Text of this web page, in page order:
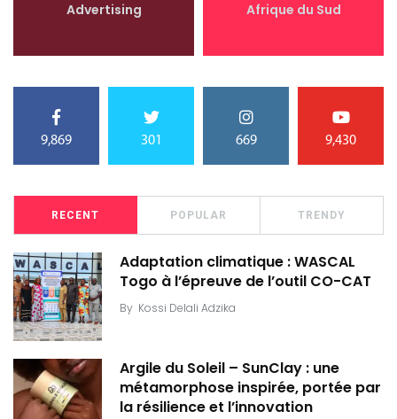
Advertising Afrique du Sud
9,869 301 669 9,430
RECENT POPULAR TRENDY
Adaptation climatique : WASCAL
Togo à l’épreuve de l’outil CO-CAT
By Kossi Delali Adzika
Argile du Soleil – SunClay : une
métamorphose inspirée, portée par
la résilience et l’innovation